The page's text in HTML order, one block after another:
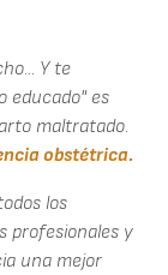
Y te
educado" es
maltratado.
obstétrica.
los
profesionales y
una mejor